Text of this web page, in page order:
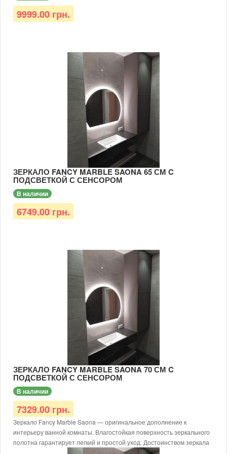
9999.00 грн.
ЗЕРКАЛО FANCY MARBLE SAONA 65 СМ C
ПОДСВЕТКОЙ С СЕНСОРОМ
В наличии
6749.00 грн.
ЗЕРКАЛО FANCY MARBLE SAONA 70 СМ C
ПОДСВЕТКОЙ С СЕНСОРОМ
В наличии
7329.00 грн.
Зеркало Fancy Marble Saona — оригинальное дополнение к
интерьеру ванной комнаты. Влагостойкая поверхность зеркального
полотна гарантирует легкий и простой уход. Достоинством зеркала
Saona является низкое электропотребление подсветки и